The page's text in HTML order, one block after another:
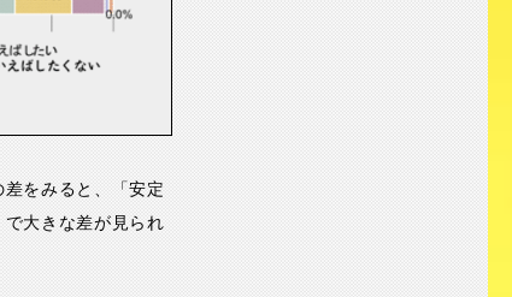
をみると、「安定
大きな差が見られ